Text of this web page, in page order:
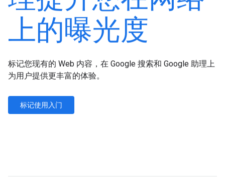
上的曝光度
标记您现有的 Web 内容，在 Google 搜索和 Google 助理上
为用户提供更丰富的体验。
标记使用入门